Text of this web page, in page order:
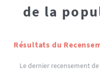
de la
Résultats du
Le dernier recensement